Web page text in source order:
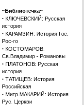
~Библиотечка~
· КЛЮЧЕВСКИЙ: Русская
история
· КАРАМЗИН: История Гос.
Рос-го
· КОСТОМАРОВ:
Св.Владимир - Романовы
· ПЛАТОНОВ: Русская
история
· ТАТИЩЕВ: История
Российская
· Митр.МАКАРИЙ: История
Рус. Церкви